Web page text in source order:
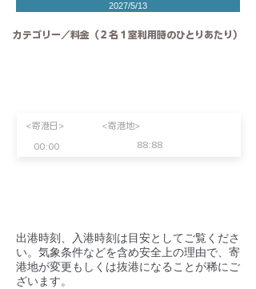
<寄港日>
00:00 88:88
<寄港地>
2027/5/13
カテゴリー／料金（２名１室利用時のひとりあたり）
​出港時刻、入港時刻は目安としてご覧くださ
い。気象条件などを含め安全上の理由で、寄
港地が変更もしくは抜港になることが稀にご
ざいます。